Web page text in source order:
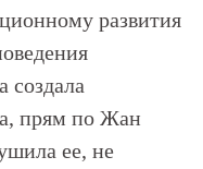
развития
создала
прям по Жан
ее, не